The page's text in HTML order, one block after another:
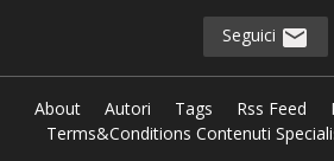
Seguici
About Autori Tags Rss Feed
Terms&Conditions Contenuti